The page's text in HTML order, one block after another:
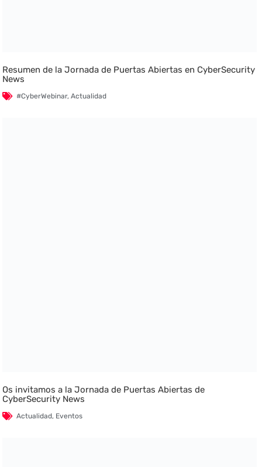
Resumen de la Jornada de Puertas Abiertas en CyberSecurity
News
#CyberWebinar,Actualidad
Os invitamos a la Jornada de Puertas Abiertas de
CyberSecurity News
Actualidad, Eventos